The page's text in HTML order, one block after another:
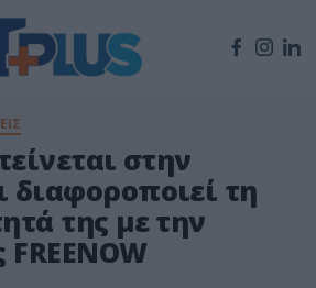
στην
τη
της με την